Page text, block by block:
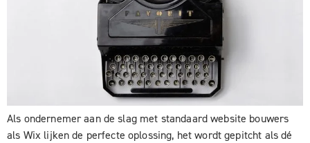
Als ondernemer aan de slag met standaard website bouwers
als Wix lijken de perfecte oplossing, het wordt gepitcht als dé